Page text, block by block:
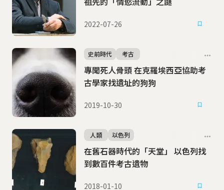
2022-07-26
專聞死人骨頭 在克羅埃西亞協助考
古學家找遺址的狗狗
史前時代 考古
2019-10-30
在舊石器時代的「天堂」 以色列找
到數百件考古遺物
人類 以色列
2018-01-10